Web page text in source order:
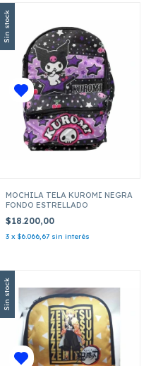
Sin stock
MOCHILA TELA KUROMI NEGRA
FONDO ESTRELLADO
$18.200,00
3 x $6.066,67 sin interés
Sin stock